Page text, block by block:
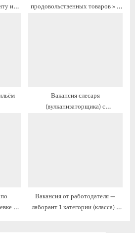
и
продовольственных товаров » с
Вакансия слесаря
(вулканизаторщика) с
и
Вакансия от работодателя —
лаборант 1 категории (класса) с